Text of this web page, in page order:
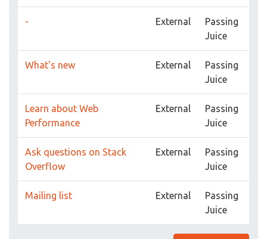
- External
Passing
Juice
What's new External
Passing
Juice
Learn about Web
Performance
External
Passing
Juice
Ask questions on Stack
Overflow
External
Passing
Juice
Mailing list External
Passing
Juice